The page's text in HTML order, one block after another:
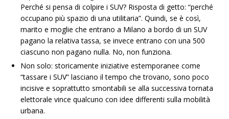
Perché si pensa di colpire i SUV? Risposta di getto: “perché
occupano più spazio di una utilitaria”. Quindi, se è così,
marito e moglie che entrano a Milano a bordo di un SUV
pagano la relativa tassa, se invece entrano con una 500
ciascuno non pagano nulla. No, non funziona.
Non solo: storicamente iniziative estemporanee come
“tassare i SUV” lasciano il tempo che trovano, sono poco
incisive e soprattutto smontabili se alla successiva tornata
elettorale vince qualcuno con idee differenti sulla mobilità
urbana.